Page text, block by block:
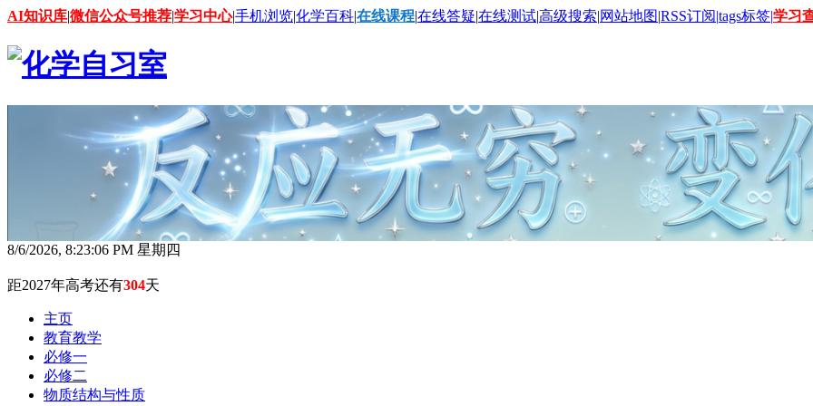
AI知识库|微信公众号推荐|学习中心|手机浏览|化学百科|在线课程|在线答疑|在线测试|高级搜索|网站地图|RSS订阅|tags标签|学习
8/6/2026, 8:23:07 PM 星期四
距2027年高考还有304天
主页
教育教学
必修一
必修二
物质结构与性质